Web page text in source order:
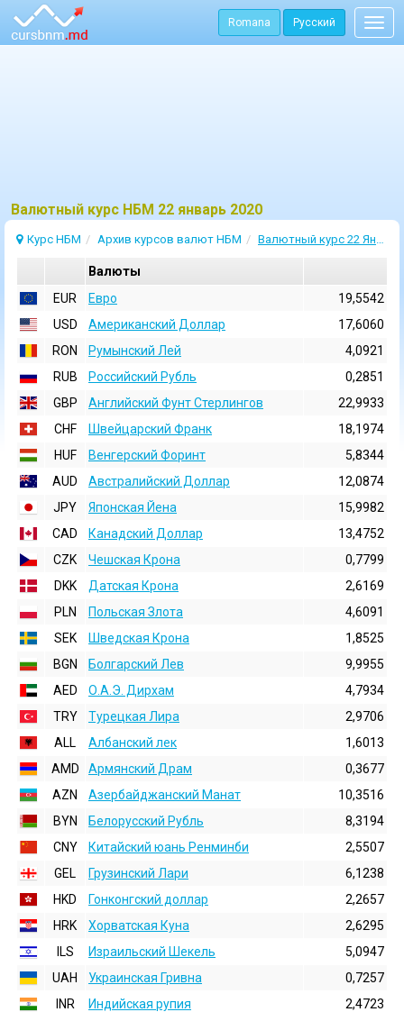
Romana Русский
Bалютный курс НБМ 22 январь 2020
Курс НБМ Архив курсов валют НБМ Валютный курс 22 Январь 2020
Валюты
EUR
Евро
19,5542
USD
Aмериканский Доллар
17,6060
RON
Румынский Лей
4,0921
RUB
Российский Рубль
0,2851
GBP
Английский Фунт Стерлингов
22,9933
CHF
Швейцарский Франк
18,1974
HUF
Венгерский Форинт
5,8344
AUD
Австралийский Доллар
12,0874
JPY
Японская Йена
15,9982
CAD
Канадский Доллар
13,4752
CZK
Чешская Крона
0,7799
DKK
Датская Крона
2,6169
PLN
Польская Злота
4,6091
SEK
Шведская Крона
1,8525
BGN
Болгарский Лев
9,9955
AED
О.А.Э. Дирхам
4,7934
TRY
Турецкая Лира
2,9706
ALL
Албанский лек
1,6013
AMD
Армянский Драм
0,3677
AZN
Азербайджанский Манат
10,3516
BYN
Белорусский Рубль
8,3194
CNY
Китайский юань Ренминби
2,5507
GEL
Грузинский Лари
6,1238
HKD
Гонконгский доллаp
2,2657
HRK
Хорватская Куна
2,6295
ILS
Израильский Шекель
5,0947
UAH
Украинская Гривна
0,7257
INR
Индийская pупия
2,4723